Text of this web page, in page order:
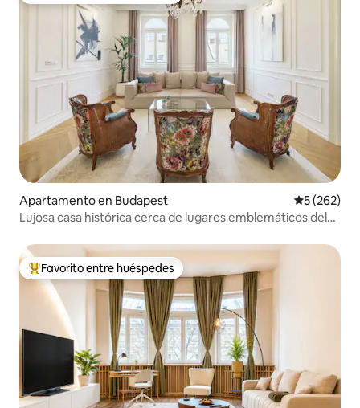
Apartamento en Budapest
5 (262)
Lujosa casa histórica cerca de lugares emblemáticos del
Favorito entre huéspedes preferido
Favorito entre huéspedes